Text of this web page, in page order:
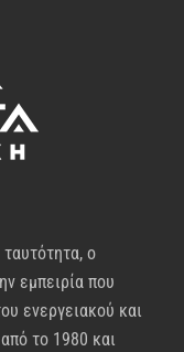
ο
εμπειρία που
ενεργειακού και
το 1980 και